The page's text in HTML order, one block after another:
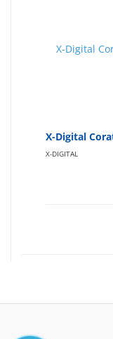
X-Digital
X-DIGITAL